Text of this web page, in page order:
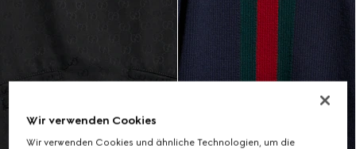
Wir verwenden Cookies
Wir verwenden Cookies und ähnliche Technologien, um die